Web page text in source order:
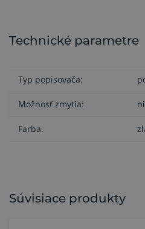
Použitie: mastné, olejové
Technické parametre
Typ popisovača:
Možnosť zmytia:
Farba:
Súvisiace produkty